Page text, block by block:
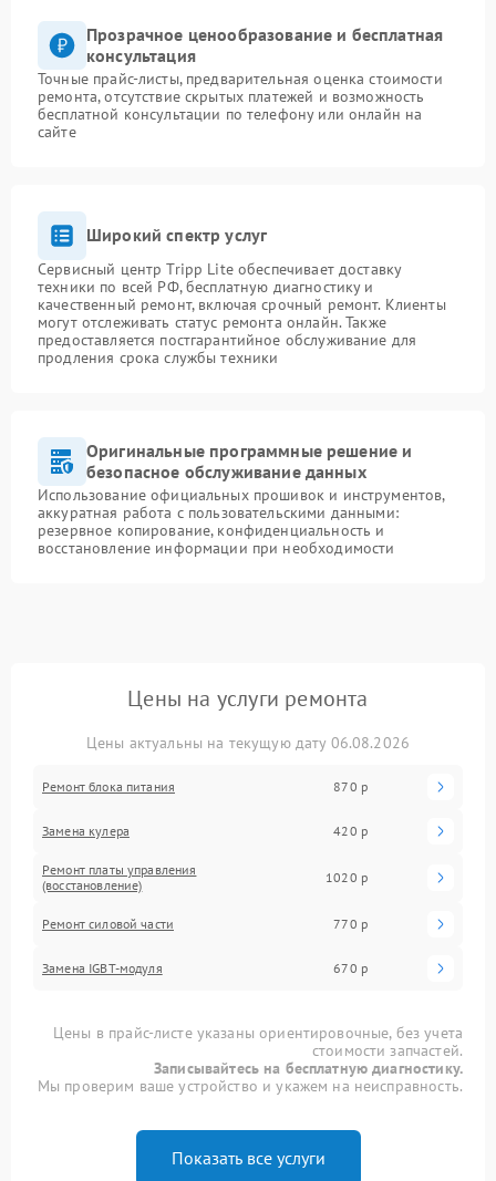
Прозрачное ценообразование и бесплатная
консультация
Точные прайс-листы, предварительная оценка стоимости
ремонта, отсутствие скрытых платежей и возможность
бесплатной консультации по телефону или онлайн на
сайте
Широкий спектр услуг
Сервисный центр Tripp Lite обеспечивает доставку
техники по всей РФ, бесплатную диагностику и
качественный ремонт, включая срочный ремонт. Клиенты
могут отслеживать статус ремонта онлайн. Также
предоставляется постгарантийное обслуживание для
продления срока службы техники
Оригинальные программные решение и
безопасное обслуживание данных
Использование официальных прошивок и инструментов,
аккуратная работа с пользовательскими данными:
резервное копирование, конфиденциальность и
восстановление информации при необходимости
Цены на услуги ремонта
Цены актуальны на текущую дату 06.08.2026
Ремонт блока питания 870 р
Замена кулера 420 р
Ремонт платы управления
(восстановление)
1020 р
Ремонт силовой части 770 р
Замена IGBT-модуля 670 р
Цены в прайс-листе указаны ориентировочные, без учета
стоимости запчастей.
Записывайтесь на бесплатную диагностику.
Мы проверим ваше устройство и укажем на неисправность.
Показать все услуги